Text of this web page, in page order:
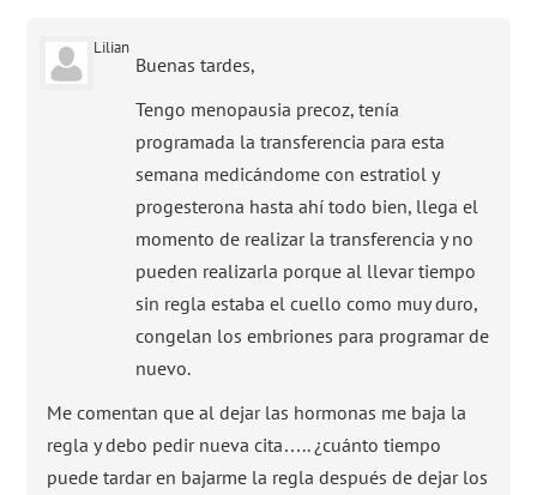
Lilian
Buenas tardes,
Tengo menopausia precoz, tenía
programada la transferencia para esta
semana medicándome con estratiol y
progesterona hasta ahí todo bien, llega el
momento de realizar la transferencia y no
pueden realizarla porque al llevar tiempo
sin regla estaba el cuello como muy duro,
congelan los embriones para programar de
nuevo.
Me comentan que al dejar las hormonas me baja la
regla y debo pedir nueva cita….. ¿cuánto tiempo
puede tardar en bajarme la regla después de dejar los